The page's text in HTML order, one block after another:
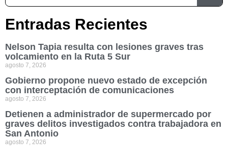
Entradas Recientes
Nelson Tapia resulta con lesiones graves tras
volcamiento en la Ruta 5 Sur
agosto 7, 2026
Gobierno propone nuevo estado de excepción
con interceptación de comunicaciones
agosto 7, 2026
Detienen a administrador de supermercado por
graves delitos investigados contra trabajadora en
San Antonio
agosto 7, 2026